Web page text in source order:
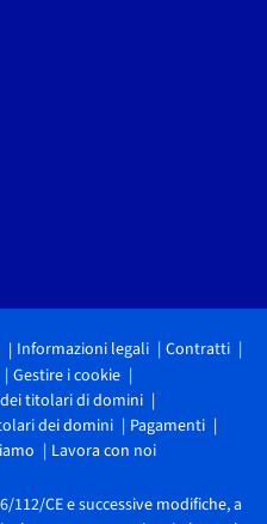
Informazioni legali
Contratti
Gestire i cookie
titolari di domini
dei domini
Pagamenti
Lavora con noi
CE e successive modifiche, a